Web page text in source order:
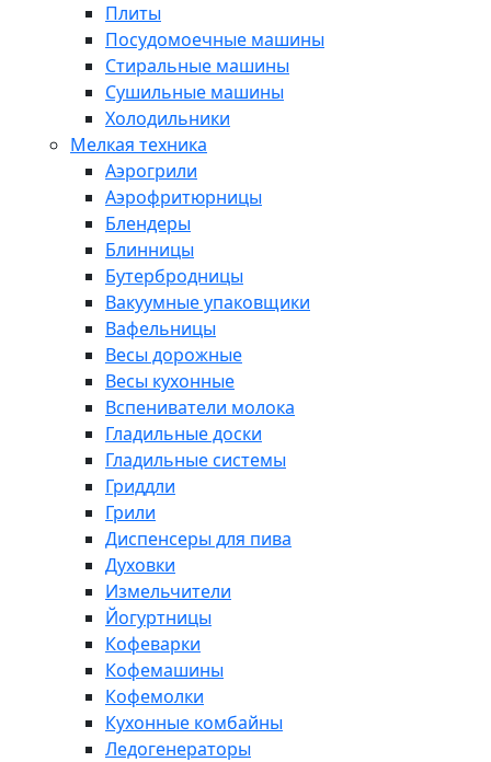
Плиты
Посудомоечные машины
Стиральные машины
Сушильные машины
Холодильники
Мелкая техника
Аэрогрили
Аэрофритюрницы
Блендеры
Блинницы
Бутербродницы
Вакуумные упаковщики
Вафельницы
Весы дорожные
Весы кухонные
Вспениватели молока
Гладильные доски
Гладильные системы
Гриддли
Грили
Диспенсеры для пива
Духовки
Измельчители
Йогуртницы
Кофеварки
Кофемашины
Кофемолки
Кухонные комбайны
Ледогенераторы